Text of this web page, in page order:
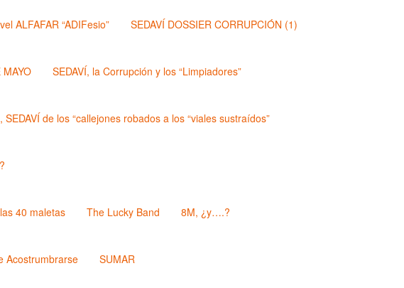
ALFAFAR “ADIFesio” SEDAVÍ DOSSIER CORRUPCIÓN (1)
MAYO SEDAVÍ, la Corrupción y los “Limpiadores”
SEDAVÍ de los “callejones robados a los “viales sustraídos”
40 maletas The Lucky Band 8M, ¿y….?
Acostrumbrarse SUMAR